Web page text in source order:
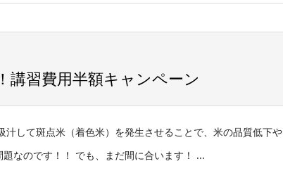
講習費用半額キャンペーン
して斑点米（着色米）を発生させることで、米の品質低下や
なのです！！ でも、まだ間に合います！ ...